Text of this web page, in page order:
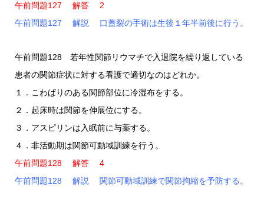
午前問題127 解答 2
午前問題127 解説 口蓋裂の手術は生後１年半前後に行う。
午前問題128 若年性関節リウマチで入退院を繰り返している
患者の関節症状に対する看護で適切なのはどれか。
１．こわばりのある関節部位に冷湿布をする。
２．起床時は関節を伸展位にする。
３．アスピリンは入眠前に与薬する。
４．非活動期は関節可動域訓練を行う。
午前問題128 解答 4
午前問題128 解説 関節可動域訓練で関節拘縮を予防する。